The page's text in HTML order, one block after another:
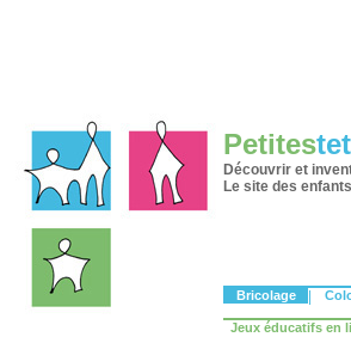
Petites
Découvrir et
Le site des
Bricolage
Jeux éducatifs en